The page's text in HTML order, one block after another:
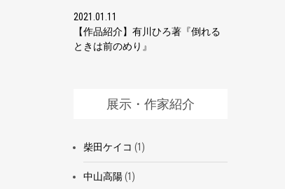
2021.01.11
【作品紹介】有川ひろ著『倒れる
ときは前のめり』
展示・作家紹介
柴田ケイコ (1)
中山高陽(1)